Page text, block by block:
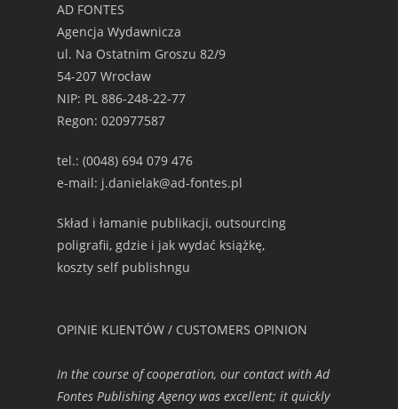
AD FONTES
Agencja Wydawnicza
ul. Na Ostatnim Groszu 82/9
54-207 Wrocław
NIP: PL 886-248-22-77
Regon: 020977587
tel.: (0048) 694 079 476
e-mail: j.danielak@ad-fontes.pl
Skład i łamanie publikacji, outsourcing
poligrafii, gdzie i jak wydać książkę,
koszty self publishngu
OPINIE KLIENTÓW / CUSTOMERS OPINION
In the course of cooperation, our contact with Ad
Fontes Publishing Agency was excellent; it quickly